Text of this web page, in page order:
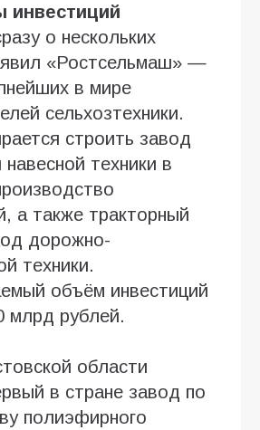
инвестиций
о нескольких
«Ростсельмаш» —
в мире
сельхозтехники.
строить завод
навесной техники в
а также тракторный
дорожно-
техники.
объём инвестиций
рублей.
области
в стране завод по
полиэфирного